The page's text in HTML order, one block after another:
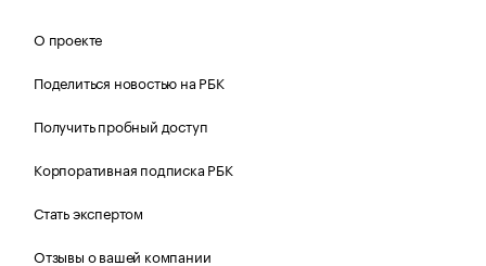
О проекте
Поделиться новостью на РБК
Получить пробный доступ
Корпоративная подписка РБК
Стать экспертом
Отзывы о вашей компании